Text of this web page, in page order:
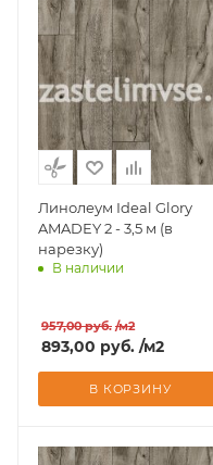
Линолеум Ideal Glory
AMADEY 2 - 3,5 м (в
нарезку)
В наличии
957,00 руб. /м2
893,00 руб. /м2
В КОРЗИНУ